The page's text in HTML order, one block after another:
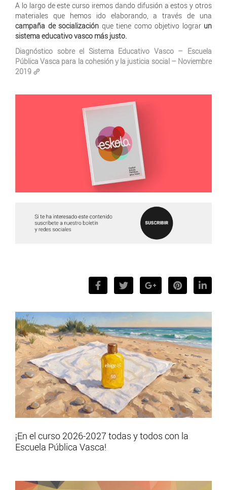
A lo largo de este curso iremos dando difusión a estos y otros
materiales que hemos ido elaborando, a través de una
campaña de socialización que tiene como objetivo lograr un
sistema educativo vasco más justo.
Diagnóstico sobre el Sistema Educativo Vasco – Escuela
Pública Vasca para la cohesión y la justicia social – Noviembre
2019
¡En el curso 2026-2027 todas y todos con la
Escuela Pública Vasca!